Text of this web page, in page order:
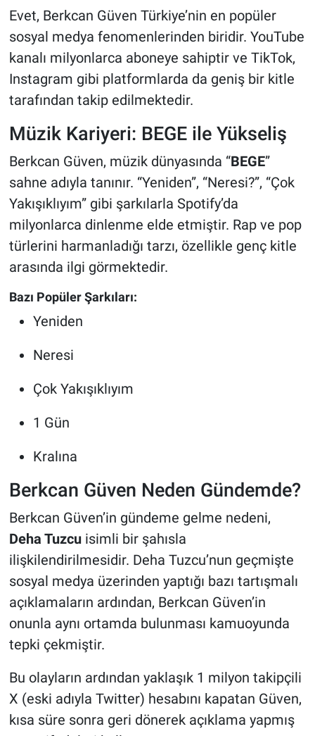
Evet, Berkcan Güven Türkiye’nin en popüler
sosyal medya fenomenlerinden biridir. YouTube
kanalı milyonlarca aboneye sahiptir ve TikTok,
Instagram gibi platformlarda da geniş bir kitle
tarafından takip edilmektedir.
Müzik Kariyeri: BEGE ile Yükseliş
Berkcan Güven, müzik dünyasında “BEGE”
sahne adıyla tanınır. “Yeniden”, “Neresi?”, “Çok
Yakışıklıyım” gibi şarkılarla Spotify’da
milyonlarca dinlenme elde etmiştir. Rap ve pop
türlerini harmanladığı tarzı, özellikle genç kitle
arasında ilgi görmektedir.
Bazı Popüler Şarkıları:
Yeniden
Neresi
Çok Yakışıklıyım
1 Gün
Kralına
Berkcan Güven Neden Gündemde?
Berkcan Güven’in gündeme gelme nedeni,
Deha Tuzcuisimli bir şahısla
ilişkilendirilmesidir. Deha Tuzcu’nun geçmişte
sosyal medya üzerinden yaptığı bazı tartışmalı
açıklamaların ardından, Berkcan Güven’in
onunla aynı ortamda bulunması kamuoyunda
tepki çekmiştir.
Bu olayların ardından yaklaşık 1 milyon takipçili
X (eski adıyla Twitter) hesabını kapatan Güven,
kısa süre sonra geri dönerek açıklama yapmış